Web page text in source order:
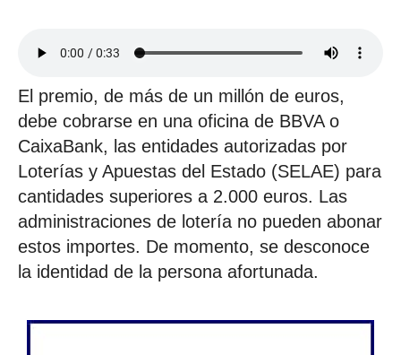
El premio, de más de un millón de euros,
debe cobrarse en una oficina de BBVA o
CaixaBank, las entidades autorizadas por
Loterías y Apuestas del Estado (SELAE) para
cantidades superiores a 2.000 euros. Las
administraciones de lotería no pueden abonar
estos importes. De momento, se desconoce
la identidad de la persona afortunada.